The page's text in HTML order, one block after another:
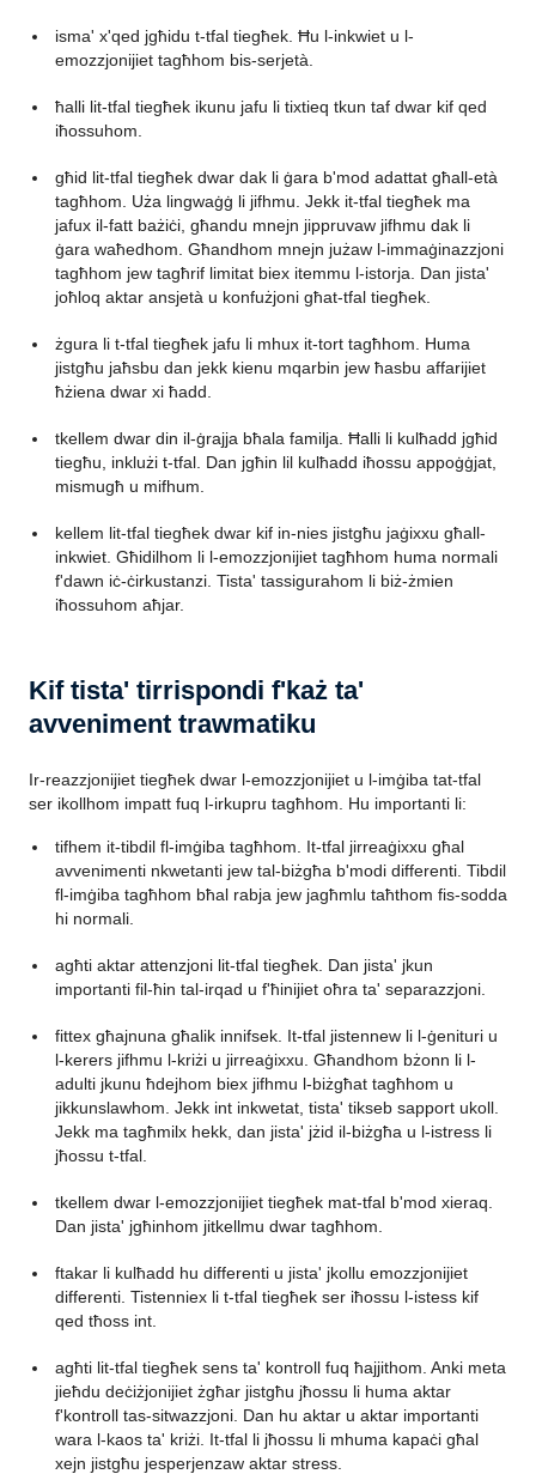
isma' x'qed jgħidu t-tfal tiegħek. Ħu l-inkwiet u l-
emozzjonijiet tagħhom bis-serjetà.
ħalli lit-tfal tiegħek ikunu jafu li tixtieq tkun taf dwar kif qed
iħossuhom.
għid lit-tfal tiegħek dwar dak li ġara b'mod adattat għall-età
tagħhom. Uża lingwaġġ li jifhmu. Jekk it-tfal tiegħek ma
jafux il-fatt bażiċi, għandu mnejn jippruvaw jifhmu dak li
ġara waħedhom. Għandhom mnejn jużaw l-immaġinazzjoni
tagħhom jew tagħrif limitat biex itemmu l-istorja. Dan jista'
joħloq aktar ansjetà u konfużjoni għat-tfal tiegħek.
żgura li t-tfal tiegħek jafu li mhux it-tort tagħhom. Huma
jistgħu jaħsbu dan jekk kienu mqarbin jew ħasbu affarijiet
ħżiena dwar xi ħadd.
tkellem dwar din il-ġrajja bħala familja. Ħalli li kulħadd jgħid
tiegħu, inklużi t-tfal. Dan jgħin lil kulħadd iħossu appoġġjat,
mismugħ u mifhum.
kellem lit-tfal tiegħek dwar kif in-nies jistgħu jaġixxu għall-
inkwiet. Għidilhom li l-emozzjonijiet tagħhom huma normali
f'dawn iċ-ċirkustanzi. Tista' tassigurahom li biż-żmien
iħossuhom aħjar.
Kif tista' tirrispondi f'każ ta'
avveniment trawmatiku
Ir-reazzjonijiet tiegħek dwar l-emozzjonijiet u l-imġiba tat-tfal
ser ikollhom impatt fuq l-irkupru tagħhom. Hu importanti li:
tifhem it-tibdil fl-imġiba tagħhom. It-tfal jirreaġixxu għal
avvenimenti nkwetanti jew tal-biżgħa b'modi differenti. Tibdil
fl-imġiba tagħhom bħal rabja jew jagħmlu taħthom fis-sodda
hi normali.
agħti aktar attenzjoni lit-tfal tiegħek. Dan jista' jkun
importanti fil-ħin tal-irqad u f'ħinijiet oħra ta' separazzjoni.
fittex għajnuna għalik innifsek. It-tfal jistennew li l-ġenituri u
l-kerers jifhmu l-kriżi u jirreaġixxu. Għandhom bżonn li l-
adulti jkunu ħdejhom biex jifhmu l-biżgħat tagħhom u
jikkunslawhom. Jekk int inkwetat, tista' tikseb sapport ukoll.
Jekk ma tagħmilx hekk, dan jista' jżid il-biżgħa u l-istress li
jħossu t-tfal.
tkellem dwar l-emozzjonijiet tiegħek mat-tfal b'mod xieraq.
Dan jista' jgħinhom jitkellmu dwar tagħhom.
ftakar li kulħadd hu differenti u jista' jkollu emozzjonijiet
differenti. Tistenniex li t-tfal tiegħek ser iħossu l-istess kif
qed tħoss int.
agħti lit-tfal tiegħek sens ta' kontroll fuq ħajjithom. Anki meta
jieħdu deċiżjonijiet żgħar jistgħu jħossu li huma aktar
f'kontroll tas-sitwazzjoni. Dan hu aktar u aktar importanti
wara l-kaos ta' kriżi. It-tfal li jħossu li mhuma kapaċi għal
xejn jistgħu jesperjenzaw aktar stress.